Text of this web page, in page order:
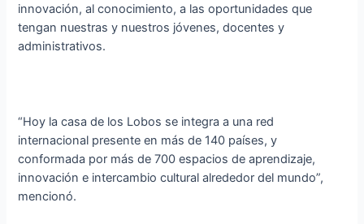
innovación, al conocimiento, a las oportunidades que
tengan nuestras y nuestros jóvenes, docentes y
administrativos.
“Hoy la casa de los Lobos se integra a una red
internacional presente en más de 140 países, y
conformada por más de 700 espacios de aprendizaje,
innovación e intercambio cultural alrededor del mundo”,
mencionó.